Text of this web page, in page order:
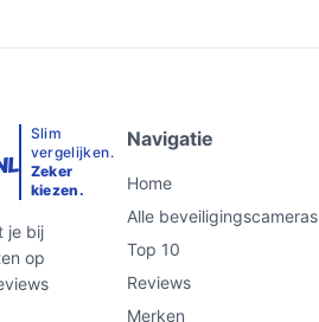
Slim
vergelijken.
Zeker
kiezen.
je bij
op
Navigatie
Home
Alle beveiligingscameras
Top 10
Reviews
Merken